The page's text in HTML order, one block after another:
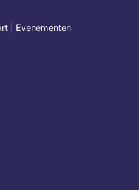
| Evenementen